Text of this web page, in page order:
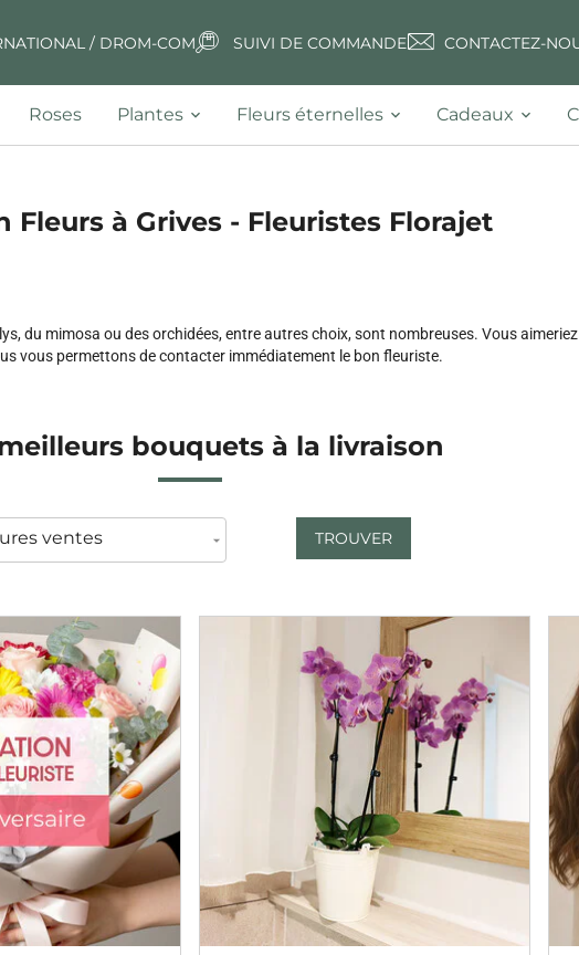
/ DROM-COM SUIVI DE COMMANDE CONTACTEZ-
Roses Plantes Fleurs éternelles Cadeaux
Fleurs à Grives - Fleuristes Florajet
du mimosa ou des orchidées, entre autres choix, sont nombreuses. Vous
vous permettons de contacter immédiatement le bon fleuriste.
bouquets à la livraison
TROUVER